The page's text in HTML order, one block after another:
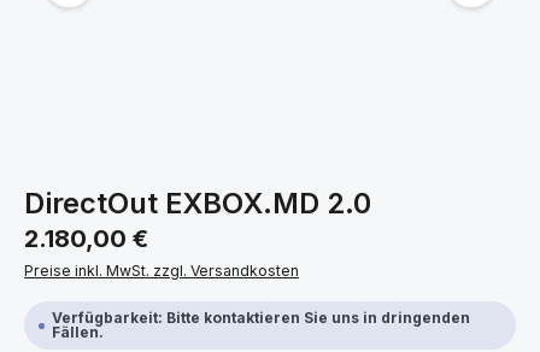
DirectOut EXBOX.MD 2.0
Regulärer Preis:
2.180,00 €
Preise inkl. MwSt. zzgl. Versandkosten
Verfügbarkeit: Bitte kontaktieren Sie uns in dringenden
Fällen.